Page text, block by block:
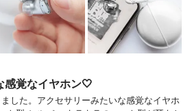
感覚なイヤホン🤍
した。アクセサリーみたいな感覚なイヤホ